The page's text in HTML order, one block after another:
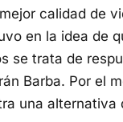
calidad de
en la idea de
se trata de
Barba. Por el
una